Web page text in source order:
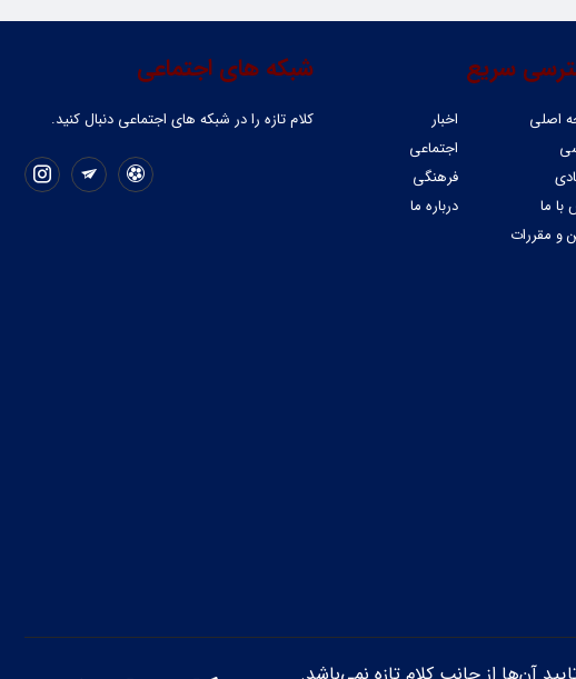
شبکه های اجتماعی
کلام تازه را در شبکه ‌های اجتماعی دنبال کنید.
سریع
اصلی
اخبار
اجتماعی
فرهنگی
با ما
درباره ما
و مقررات